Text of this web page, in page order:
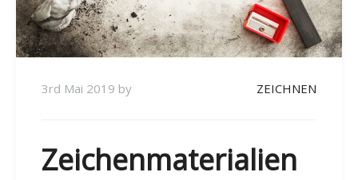
3rd Mai 2019 by ZEICHNEN
Zeichenmaterialien